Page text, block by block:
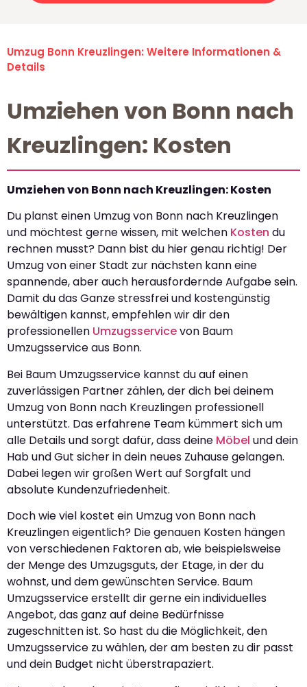
Umzug Bonn Kreuzlingen: Weitere Informationen &
Details
Umziehen von Bonn nach
Kreuzlingen: Kosten
Umziehen von Bonn nach Kreuzlingen: Kosten
Du planst einen Umzug von Bonn nach Kreuzlingen
und möchtest gerne wissen, mit welchen Kosten du
rechnen musst? Dann bist du hier genau richtig! Der
Umzug von einer Stadt zur nächsten kann eine
spannende, aber auch herausfordernde Aufgabe sein.
Damit du das Ganze stressfrei und kostengünstig
bewältigen kannst, empfehlen wir dir den
professionellen Umzugsservicevon Baum
Umzugsservice aus Bonn.
Bei Baum Umzugsservice kannst du auf einen
zuverlässigen Partner zählen, der dich bei deinem
Umzug von Bonn nach Kreuzlingen professionell
unterstützt. Das erfahrene Team kümmert sich um
alle Details und sorgt dafür, dass deine Möbel und dein
Hab und Gut sicher in dein neues Zuhause gelangen.
Dabei legen wir großen Wert auf Sorgfalt und
absolute Kundenzufriedenheit.
Doch wie viel kostet ein Umzug von Bonn nach
Kreuzlingen eigentlich? Die genauen Kosten hängen
von verschiedenen Faktoren ab, wie beispielsweise
der Menge des Umzugsguts, der Etage, in der du
wohnst, und dem gewünschten Service. Baum
Umzugsservice erstellt dir gerne ein individuelles
Angebot, das ganz auf deine Bedürfnisse
zugeschnitten ist. So hast du die Möglichkeit, den
Umzugsservice zu wählen, der am besten zu dir passt
und dein Budget nicht überstrapaziert.